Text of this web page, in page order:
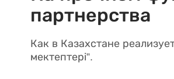
партнерства
Как в Казахстане
мектептері”.